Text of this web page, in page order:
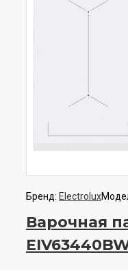
Бренд: Electrolux
Варочная